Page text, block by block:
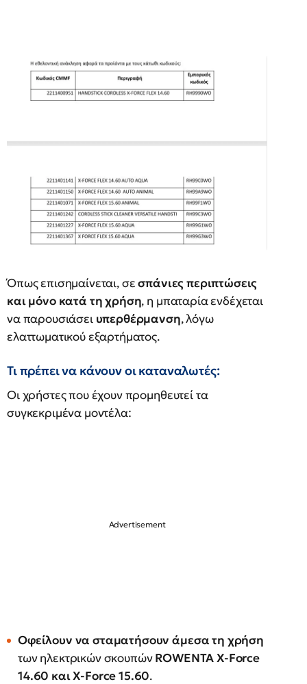
Όπως επισημαίνεται, σεσπάνιες περιπτώσεις
και μόνο κατά τη χρήση, η μπαταρία ενδέχεται
να παρουσιάσει υπερθέρμανση, λόγω
ελαττωματικού εξαρτήματος.
Τι πρέπει να κάνουν οι καταναλωτές:
Οι χρήστες που έχουν προμηθευτεί τα
συγκεκριμένα μοντέλα:
Οφείλουν να σταματήσουν άμεσα τη χρήση
των ηλεκτρικών σκουπώνROWENTA X-Force
14.60 και X-Force 15.60.